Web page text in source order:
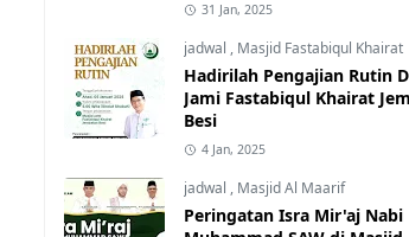
31 Jan, 2025
jadwal , Masjid Fastabiqul Khairat
Hadirilah Pengajian Rutin
Jami Fastabiqul Khairat
Besi
4 Jan, 2025
jadwal , Masjid Al Maarif
Peringatan Isra Mir'aj Nabi